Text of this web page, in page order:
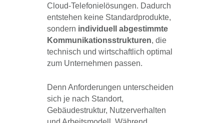
Cloud-Telefonielösungen. Dadurch
entstehen keine Standardprodukte,
sondern individuell abgestimmte
Kommunikationsstrukturen, die
technisch und wirtschaftlich optimal
zum Unternehmen passen.
Denn Anforderungen unterscheiden
sich je nach Standort,
Gebäudestruktur, Nutzerverhalten